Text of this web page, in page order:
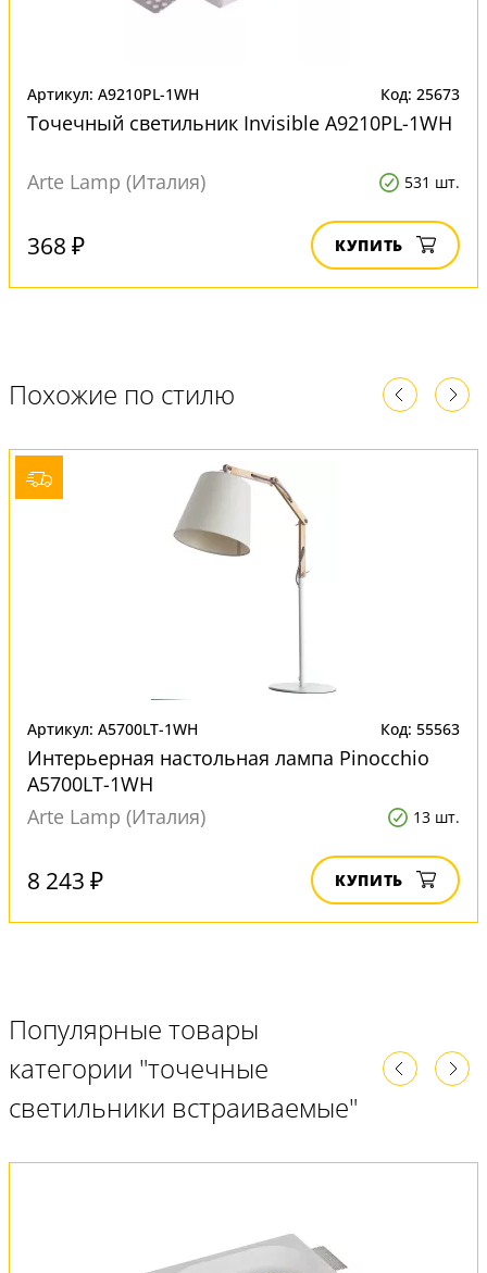
Артикул: A9210PL-1WH Код: 25673
Точечный светильник Invisible A9210PL-1WH
Arte Lamp (Италия) 531 шт.
368 ₽ КУПИТЬ
Похожие по стилю
Артикул: A5700LT-1WH Код: 55563
Интерьерная настольная лампа Pinocchio
A5700LT-1WH
Arte Lamp (Италия)
13 шт.
8 243 ₽ КУПИТЬ
Популярные товары
категории "точечные
светильники встраиваемые"